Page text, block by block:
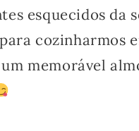
esquecidos da
cozinharmos
memorável